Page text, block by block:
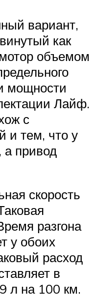
вариант,
как
объемом
мощности
Лайф.
с
и тем, что у
а привод
скорость
разгона
у обоих
расход
в
л на 100 км.